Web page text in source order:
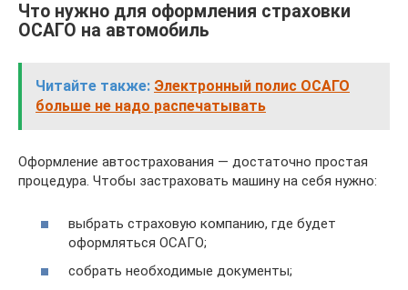
Что нужно для оформления страховки
ОСАГО на автомобиль
Читайте также: Электронный полис ОСАГО
больше не надо распечатывать
Оформление автострахования — достаточно простая
процедура. Чтобы застраховать машину на себя нужно:
выбрать страховую компанию, где будет
оформляться ОСАГО;
собрать необходимые документы;